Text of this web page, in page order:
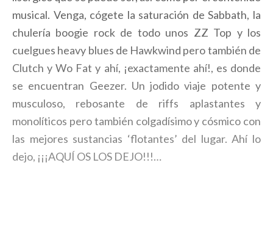
musical. Venga, cógete la saturación de Sabbath, la
chulería boogie rock de todo unos ZZ Top y los
cuelgues heavy blues de Hawkwind pero también de
Clutch y Wo Fat y ahí, ¡exactamente ahí!, es donde
se encuentran Geezer. Un jodido viaje potente y
musculoso, rebosante de riffs aplastantes y
monolíticos pero también colgadísimo y cósmico con
las mejores sustancias ‘flotantes’ del lugar. Ahí lo
dejo, ¡¡¡AQUÍ OS LOS DEJO!!!…